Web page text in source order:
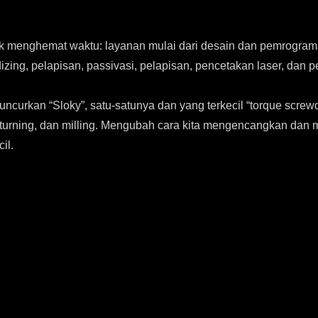
waktu: layanan mulai dari desain dan
pelapisan, passivasi, pelapisan, pencetakan laser, dan
“Sloky”, satu-satunya dan yang terkecil “torque
dan milling. Mengubah cara kita mengencangkan dan